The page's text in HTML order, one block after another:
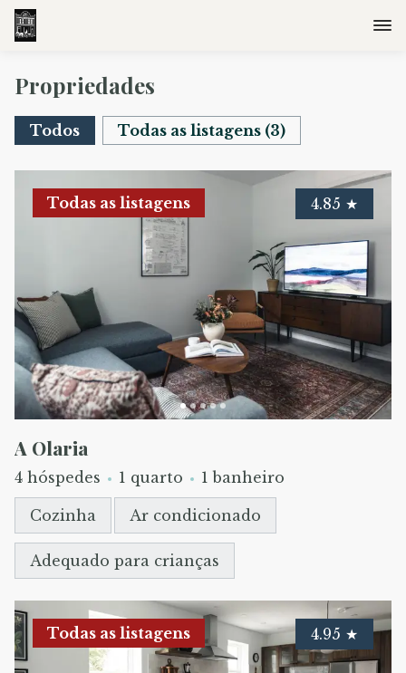
Propriedades
Todos Todas as listagens (3)
Todas as listagens 4.85 ★
A Olaria
4 hóspedes 1 quarto 1 banheiro
Cozinha Ar condicionado
Adequado para crianças
Todas as listagens 4.95 ★